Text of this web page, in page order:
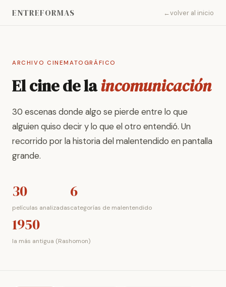
ENTREFORMAS volver al inicio
ARCHIVO CINEMATOGRÁFICO
El cine de laincomunicación
30 escenas donde algo se pierde entre lo que
alguien quiso decir y lo que el otro entendió. Un
recorrido por la historia del malentendido en pantalla
grande.
30
películas analizadas
6
categorías de malentendido
1950
la más antigua (Rashomon)